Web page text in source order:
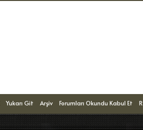
Yukarı Git Arşiv Forumları Okundu Kabul Et